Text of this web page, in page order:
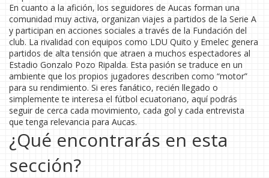
En cuanto a la afición, los seguidores de Aucas forman una
comunidad muy activa, organizan viajes a partidos de la Serie A
y participan en acciones sociales a través de la Fundación del
club. La rivalidad con equipos como LDU Quito y Emelec genera
partidos de alta tensión que atraen a muchos espectadores al
Estadio Gonzalo Pozo Ripalda. Esta pasión se traduce en un
ambiente que los propios jugadores describen como “motor”
para su rendimiento. Si eres fanático, recién llegado o
simplemente te interesa el fútbol ecuatoriano, aquí podrás
seguir de cerca cada movimiento, cada gol y cada entrevista
que tenga relevancia para Aucas.
¿Qué encontrarás en esta
sección?